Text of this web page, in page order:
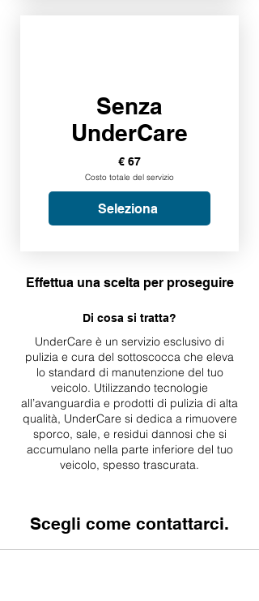
Senza
UnderCare
€ 67
Costo totale del servizio
Seleziona
Effettua una scelta per proseguire
Di cosa si tratta?
UnderCare è un servizio esclusivo di
pulizia e cura del sottoscocca che eleva
lo standard di manutenzione del tuo
veicolo. Utilizzando tecnologie
all’avanguardia e prodotti di pulizia di alta
qualità, UnderCare si dedica a rimuovere
sporco, sale, e residui dannosi che si
accumulano nella parte inferiore del tuo
veicolo, spesso trascurata.
Scegli come contattarci.